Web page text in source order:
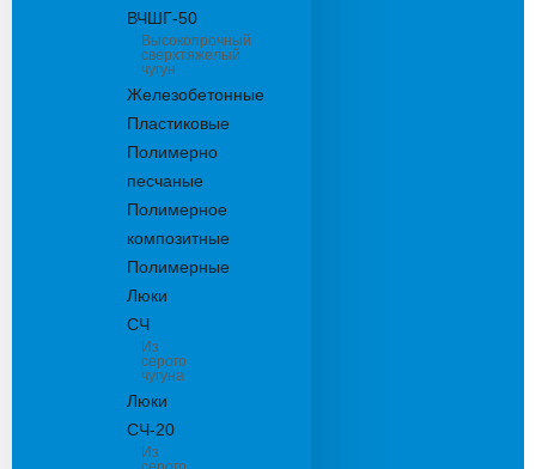
ВЧШГ-50
Высокопрочный
сверхтяжелый
чугун
Железобетонные
Пластиковые
Полимерно
песчаные
Полимерное
композитные
Полимерные
Люки
СЧ
Из
серого
чугуна
Люки
СЧ-20
Из